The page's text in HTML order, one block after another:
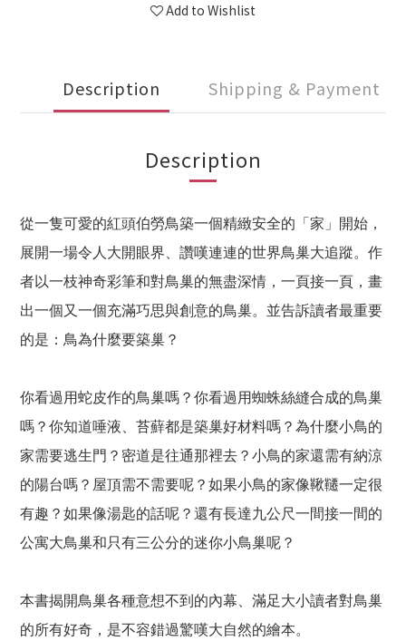
Add to Wishlist
Description Shipping & Payment
Description
從一隻可愛的紅頭伯勞鳥築一個精緻安全的「家」開始，
展開一場令人大開眼界、讚嘆連連的世界鳥巢大追蹤。作
者以一枝神奇彩筆和對鳥巢的無盡深情，一頁接一頁，畫
出一個又一個充滿巧思與創意的鳥巢。並告訴讀者最重要
的是：鳥為什麼要築巢？
你看過用蛇皮作的鳥巢嗎？你看過用蜘蛛絲縫合成的鳥巢
嗎？你知道唾液、苔蘚都是築巢好材料嗎？為什麼小鳥的
家需要逃生門？密道是往通那裡去？小鳥的家還需有納涼
的陽台嗎？屋頂需不需要呢？如果小鳥的家像鞦韆一定很
有趣？如果像湯匙的話呢？還有長達九公尺一間接一間的
公寓大鳥巢和只有三公分的迷你小鳥巢呢？
本書揭開鳥巢各種意想不到的內幕、滿足大小讀者對鳥巢
的所有好奇，是不容錯過驚嘆大自然的繪本。